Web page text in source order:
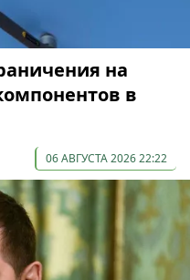
на
в
06 АВГУСТА 2026 22:22